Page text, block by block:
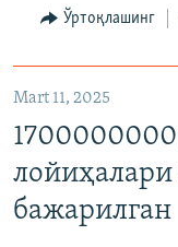
Ўртоқлашинг
Mart 11, 2025
лойиҳалари
бажарилган